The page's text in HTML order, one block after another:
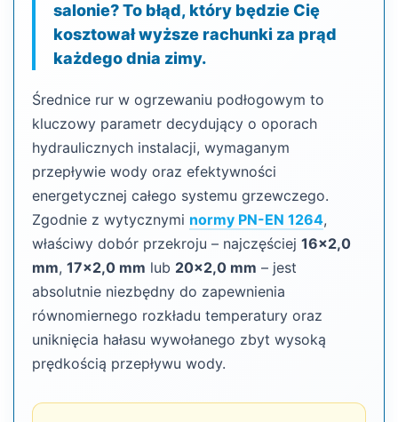
salonie? To błąd, który będzie Cię
kosztował wyższe rachunki za prąd
każdego dnia zimy.
Średnice rur w ogrzewaniu podłogowym to
kluczowy parametr decydujący o oporach
hydraulicznych instalacji, wymaganym
przepływie wody oraz efektywności
energetycznej całego systemu grzewczego.
Zgodnie z wytycznymi normy PN-EN 1264,
właściwy dobór przekroju – najczęściej 16×2,0
mm, 17×2,0 mm lub 20×2,0 mm – jest
absolutnie niezbędny do zapewnienia
równomiernego rozkładu temperatury oraz
uniknięcia hałasu wywołanego zbyt wysoką
prędkością przepływu wody.